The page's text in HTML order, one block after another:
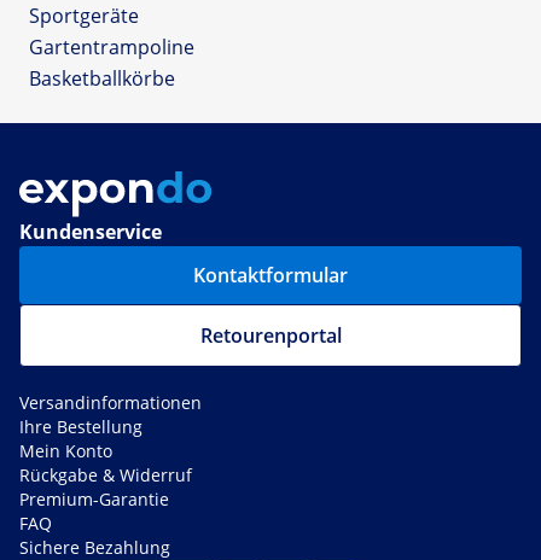
Sportgeräte
Gartentrampoline
Basketballkörbe
Kundenservice
Kontaktformular
Retourenportal
Versandinformationen
Ihre Bestellung
Mein Konto
Rückgabe & Widerruf
Premium-Garantie
FAQ
Sichere Bezahlung